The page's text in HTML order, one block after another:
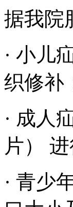
据我院
· 小儿
织修补
· 成人
片） 进
· 青少